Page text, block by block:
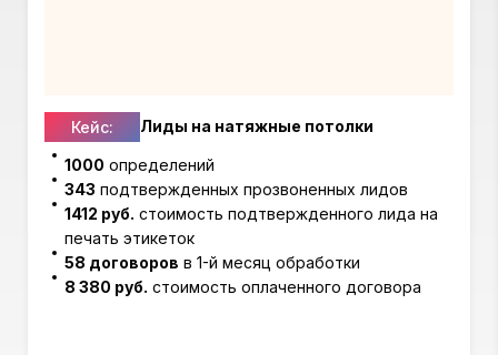
Кейс: Лиды на натяжные потолки
1000 определений
343 подтвержденных прозвоненных лидов
1412 руб. стоимость подтвержденного лида на
печать этикеток
58 договоров в 1-й месяц обработки
8 380 руб. стоимость оплаченного договора